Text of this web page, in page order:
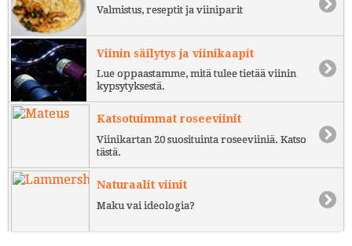
Valmistus, reseptit ja viiniparit
Viinin säilytys ja viinikaapit
Lue oppaastamme, mitä tulee tietää viinin
kypsytyksestä.
Katsotuimmat roseeviinit
Viinikartan 20 suosituinta roseeviiniä. Katso
tästä.
Naturaalit viinit
Maku vai ideologia?